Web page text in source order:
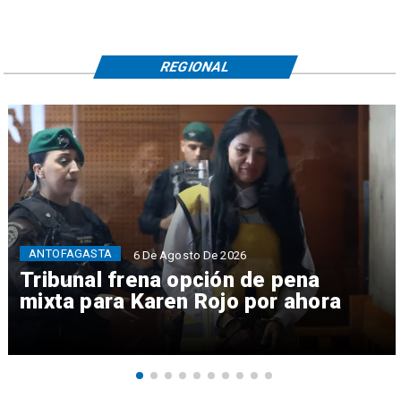
Tribunal frena opción de pena
mixta para Karen Rojo por ahora
ANTOFAGASTA 6 De Agosto De 2026
REGIONAL